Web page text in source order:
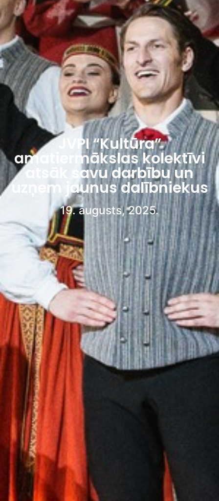
JVPI “Kultūra”
amatiermākslas kolektīvi
atsāk savu darbību un
uzņem jaunus dalībniekus
19. augusts, 2025.